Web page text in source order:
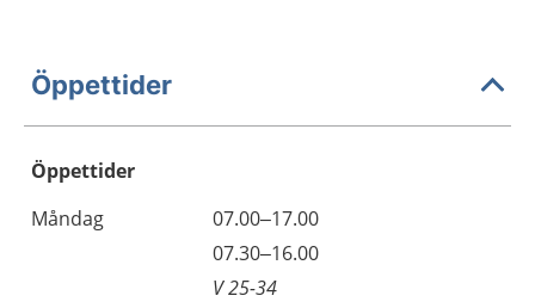
Öppettider
Öppettider
Dag
Öppettider
Kommentarer
Måndag
07.00–17.00
07.30–16.00
V 25-34